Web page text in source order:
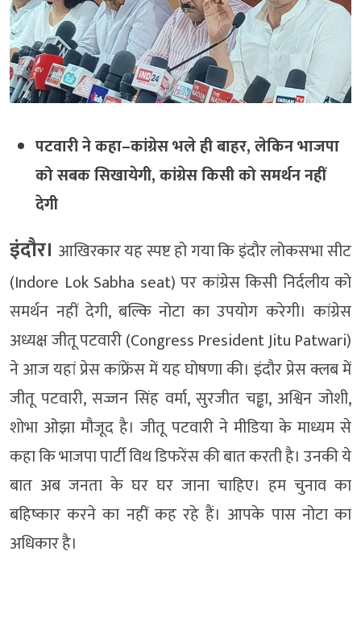
पटवारी ने कहा–कांग्रेस भले ही बाहर, लेकिन भाजपा
को सबक सिखायेगी, कांग्रेस किसी को समर्थन नहीं
देगी
इंदौर। आखिरकार यह स्पष्ट हो गया कि इंदौर लोकसभा सीट
(Indore Lok Sabha seat) पर कांग्रेस किसी निर्दलीय को
समर्थन नहीं देगी, बल्कि नोटा का उपयोग करेगी। कांग्रेस
अध्यक्ष जीतू पटवारी (Congress President Jitu Patwari)
ने आज यहां प्रेस कांफ्रेंस में यह घोषणा की। इंदौर प्रेस क्लब में
जीतू पटवारी, सज्जन सिंह वर्मा, सुरजीत चड्ढा, अश्विन जोशी,
शोभा ओझा मौजूद है। जीतू पटवारी ने मीडिया के माध्यम से
कहा कि भाजपा पार्टी विथ डिफरेंस की बात करती है। उनकी ये
बात अब जनता के घर घर जाना चाहिए। हम चुनाव का
बहिष्कार करने का नहीं कह रहे हैं। आपके पास नोटा का
अधिकार है।